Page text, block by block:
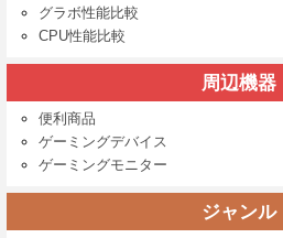
グラボ性能比較
CPU性能比較
周辺機器
便利商品
ゲーミングデバイス
ゲーミングモニター
ジャンル